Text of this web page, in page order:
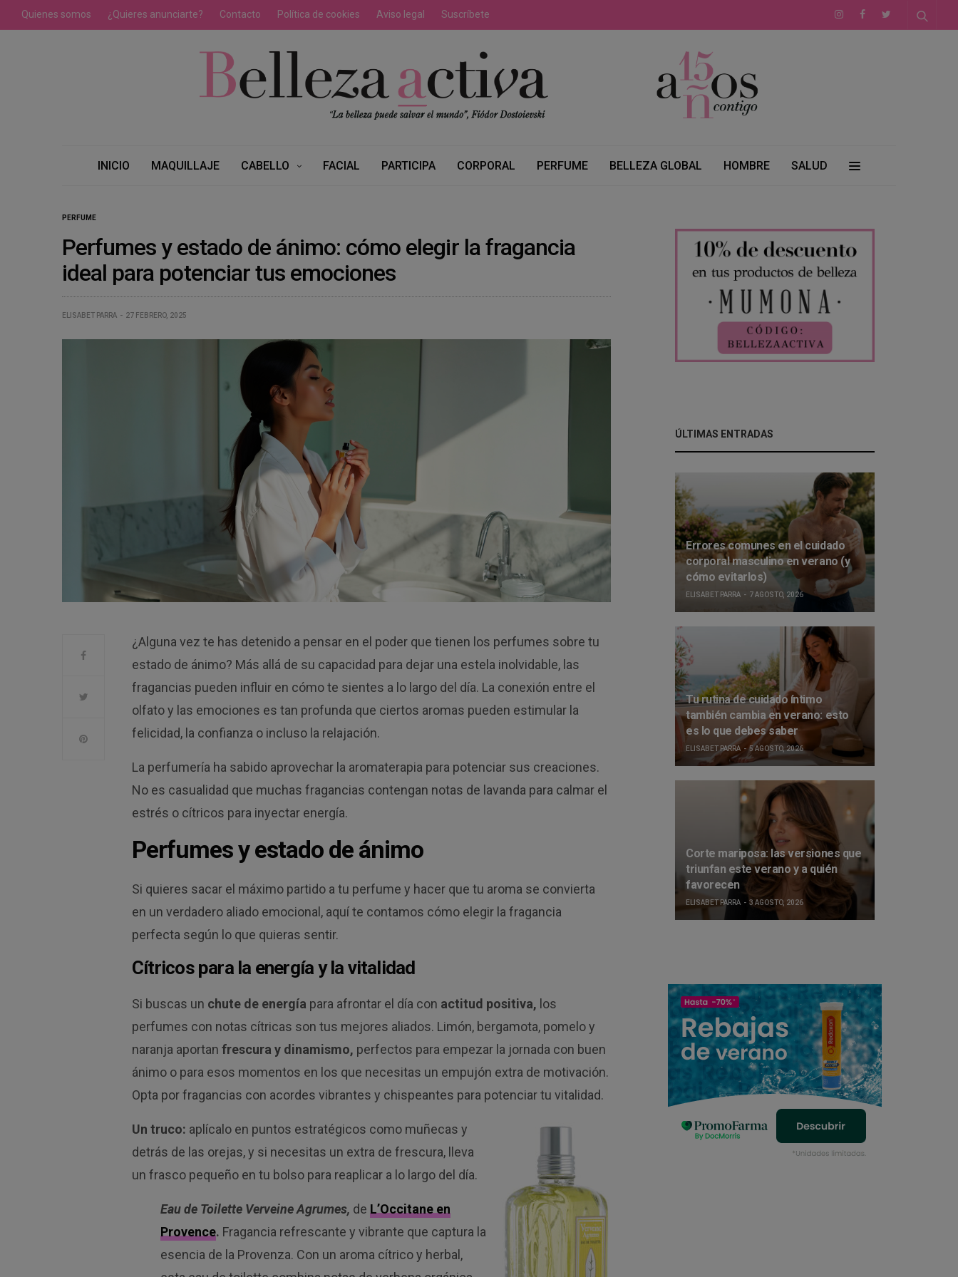
Quienes somos ¿Quieres anunciarte? Contacto Política de cookies Aviso legal Suscríbete
INICIO MAQUILLAJE CABELLO FACIAL PARTICIPA CORPORAL PERFUME BELLEZA GLOBAL HOMBRE SALUD
PERFUME
Perfumes y estado de ánimo: cómo elegir la fragancia
ideal para potenciar tus emociones
ELISABET PARRA 27 FEBRERO, 2025
¿Alguna vez te has detenido a pensar en el poder que tienen los perfumes sobre tu
estado de ánimo? Más allá de su capacidad para dejar una estela inolvidable, las
fragancias pueden influir en cómo te sientes a lo largo del día. La conexión entre el
olfato y las emociones es tan profunda que ciertos aromas pueden estimular la
felicidad, la confianza o incluso la relajación.
La perfumería ha sabido aprovechar la aromaterapia para potenciar sus creaciones.
No es casualidad que muchas fragancias contengan notas de lavanda para calmar el
estrés o cítricos para inyectar energía.
Perfumes y estado de ánimo
Si quieres sacar el máximo partido a tu perfume y hacer que tu aroma se convierta
en un verdadero aliado emocional, aquí te contamos cómo elegir la fragancia
perfecta según lo que quieras sentir.
Cítricos para la energía y la vitalidad
Si buscas un chute de energía para afrontar el día con actitud positiva, los
perfumes con notas cítricas son tus mejores aliados. Limón, bergamota, pomelo y
naranja aportan frescura y dinamismo, perfectos para empezar la jornada con buen
ánimo o para esos momentos en los que necesitas un empujón extra de motivación.
Opta por fragancias con acordes vibrantes y chispeantes para potenciar tu vitalidad.
Un truco: aplícalo en puntos estratégicos como muñecas y
detrás de las orejas, y si necesitas un extra de frescura, lleva
un frasco pequeño en tu bolso para reaplicar a lo largo del día.
Eau de Toilette Verveine Agrumes, de L’Occitane en
Provence. Fragancia refrescante y vibrante que captura la
esencia de la Provenza. Con un aroma cítrico y herbal,
ÚLTIMAS ENTRADAS
Errores comunes en el cuidado
corporal masculino en verano (y
cómo evitarlos)
ELISABET PARRA 7 AGOSTO, 2026
Tu rutina de cuidado íntimo
también cambia en verano: esto
es lo que debes saber
ELISABET PARRA 5 AGOSTO, 2026
Corte mariposa: las versiones que
triunfan este verano y a quién
favorecen
ELISABET PARRA 3 AGOSTO, 2026